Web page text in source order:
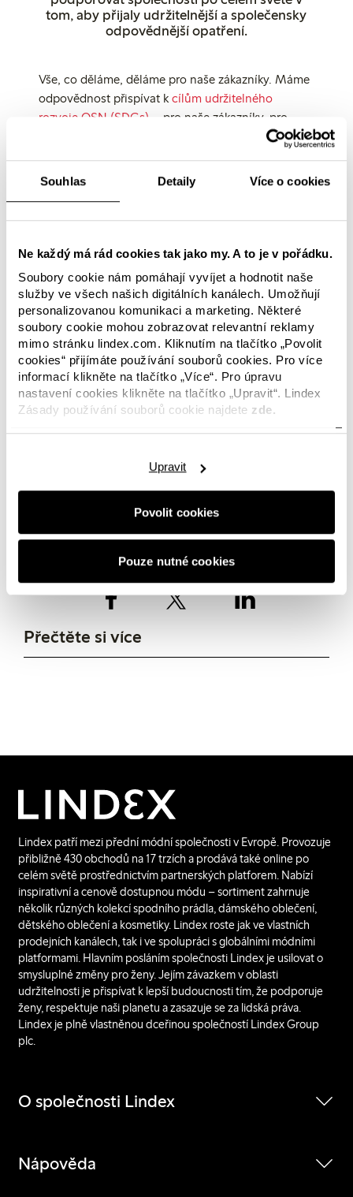
Souhlas Detaily Více o cookies
Ne každý má rád cookies tak jako my. A to je v pořádku.
Soubory cookie nám pomáhají vyvíjet a hodnotit naše
služby ve všech našich digitálních kanálech. Umožňují
personalizovanou komunikaci a marketing. Některé
soubory cookie mohou zobrazovat relevantní reklamy
mimo stránku lindex.com. Kliknutím na tlačítko „Povolit
cookies“ přijímáte používání souborů cookies. Pro více
informací klikněte na tlačítko „Více“. Pro úpravu
nastavení cookies klikněte na tlačítko „Upravit“. Lindex
Zásady používání souborů cookie najdete zde.
Povolit cookies
Upravit
Pouze nutné cookies
tom, aby přijaly udržitelnější a společensky
odpovědnější opatření.
Vše, co děláme, děláme pro naše zákazníky. Máme
odpovědnost přispívat kcílům udržitelného
rozvoje OSN (SDGs)
– pro naše zákazníky, pro
společnost a pro naše podnikání dnes i zítra.
SDGs je 17 cílů vyvinutých a rozhodnutých
do roku 2030 stal lepším místem a dosáhlo se
proti nerovnosti a řešení změny klimatu. Na SDGs
se dohodly vlády a požadují opatření od všech
zemí. Dosažení těchto cílů však silně závisí na
podpoře všech a společnosti hrají důležitou roli.
SDGs poskytují neocenitelný nástroj pro
spolupráci, protože cíle poskytují globální
společný základ pro udržitelnost a umožňují všem
spolupracovat na budování lepší budoucnosti.
Ve společnosti Lindex jsme identifikovali šest cílů
SDGs, ke kterým může naše podnikání významně
přispět. Rozvinuli jsme svůj slib udržitelnosti a
zaměřili jsme své úsilí na projekty a iniciativy na
Přečtěte si víceHlášení, zásady a
Lindex patří mezi přední módní společnosti v Evropě. Provozuje
přibližně 430 obchodů na 17 trzích a prodává také online po
celém světě prostřednictvím partnerských platforem. Nabízí
inspirativní a cenově dostupnou módu – sortiment zahrnuje
několik různých kolekcí spodního prádla, dámského oblečení,
dětského oblečení a kosmetiky. Lindex roste jak ve vlastních
prodejních kanálech, tak i ve spolupráci s globálními módními
platformami. Hlavním posláním společnosti Lindex je usilovat o
smysluplné změny pro ženy. Jejím závazkem v oblasti
udržitelnosti je přispívat k lepší budoucnosti tím, že podporuje
ženy, respektuje naši planetu a zasazuje se za lidská práva.
Lindex je plně vlastněnou dceřinou společností Lindex Group
plc.
O společnosti Lindex
Nápověda